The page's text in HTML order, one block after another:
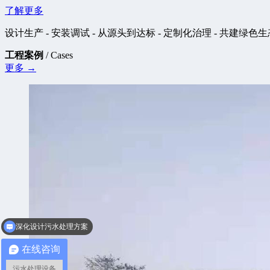
了解更多
设计生产 - 安装调试 - 从源头到达标 - 定制化治理 - 共建绿色生
工程案例 / Cases
更多 →
在线咨询
污水设备定制厂家